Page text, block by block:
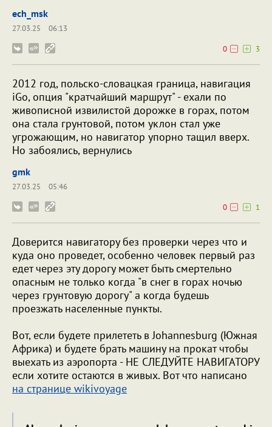
ech_msk
27.03.25
06:13
0
3
2012 год, польско-словацкая граница, навигация
iGo, опция "кратчайший маршрут" - ехали по
живописной извилистой дорожке в горах, потом
она стала грунтовой, потом уклон стал уже
угрожающим, но навигатор упорно тащил вверх.
Но забоялись, вернулись
gmk
27.03.25
05:46
0
1
Доверится навигатору без проверки через что и
куда оно проведет, особенно человек первый раз
едет через эту дорогу может быть смертельно
опасным не только когда "в снег в горах ночью
через грунтовую дорогу" а когда будешь
проезжать населенные пункты.
Вот, если будете прилететь в Johannesburg (Южная
Африка) и будете брать машину на прокат чтобы
выехать из аэропорта - НЕ СЛЕДУЙТЕ НАВИГАТОРУ
если хотите остаются в живых. Вот что написано
на странице wikivoyage